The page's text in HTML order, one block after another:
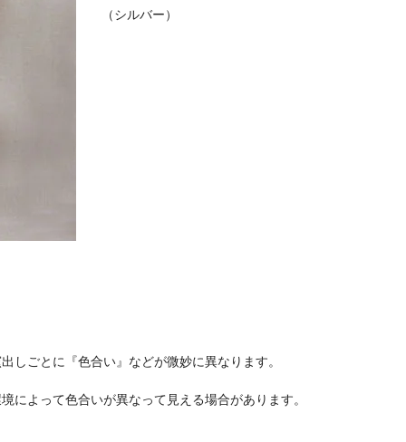
（シルバー）
ごとに『色合い』などが微妙に異なります。
よって色合いが異なって見える場合があります。